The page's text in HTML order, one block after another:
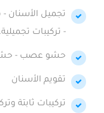
تجميل الأسنان
- تركيبات تجميلية.
حشو عصب -
تقويم الأسنان
تركيبات ثابتة